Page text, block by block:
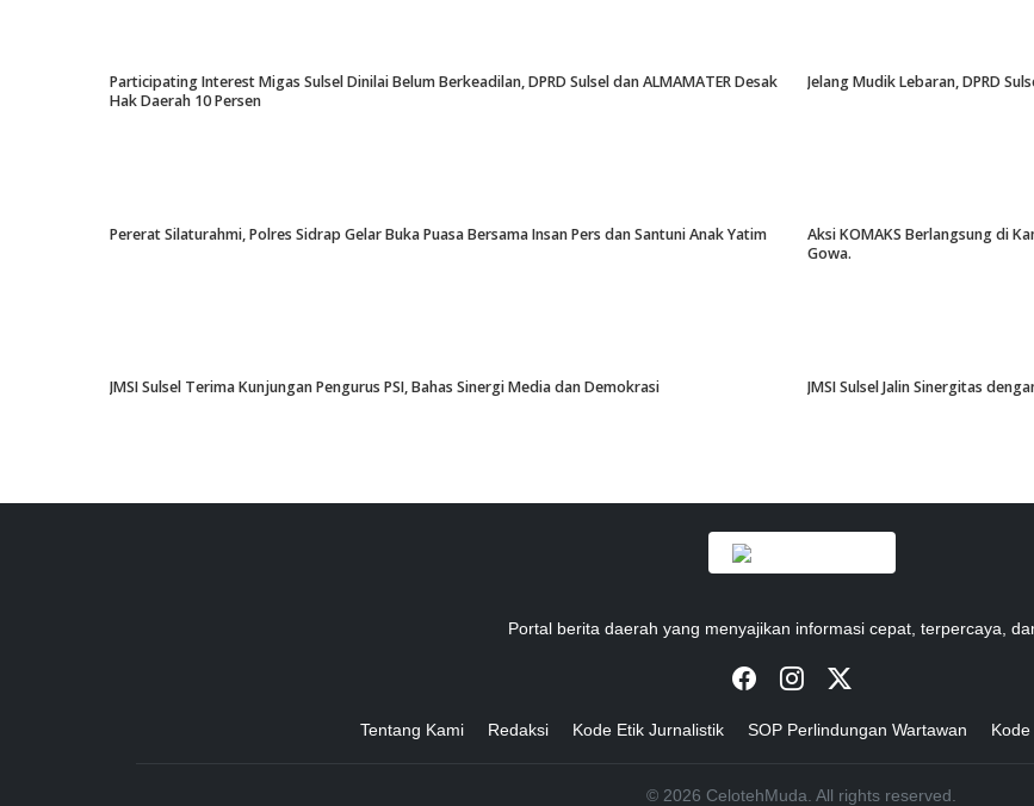
Participating Interest Migas Sulsel Dinilai Belum Berkeadilan, DPRD Sulsel dan ALMAMATER Desak
Hak Daerah 10 Persen
Jelang Mudik Lebaran, DPRD
Pererat Silaturahmi, Polres Sidrap Gelar Buka Puasa Bersama Insan Pers dan Santuni Anak Yatim
Aksi KOMAKS Berlangsung di
Gowa.
JMSI Sulsel Terima Kunjungan Pengurus PSI, Bahas Sinergi Media dan Demokrasi JMSI Sulsel Jalin Sinergitas
Portal berita daerah yang menyajikan informasi cepat, terpercaya,
Tentang Kami Redaksi Kode Etik Jurnalistik SOP Perlindungan Wartawan
© 2026 CelotehMuda. All rights reserved.